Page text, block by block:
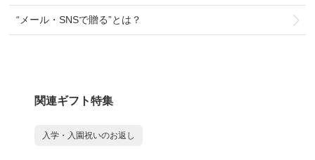
“メール・SNSで贈る”とは？
関連ギフト特集
入学・入園祝いのお返し